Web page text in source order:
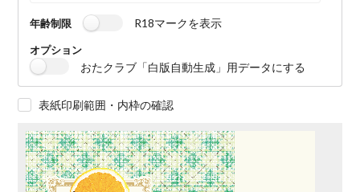
年齢制限 R18マークを表示
オプション
おたクラブ「白版自動生成」用データにする
表紙印刷範囲・内枠の確認